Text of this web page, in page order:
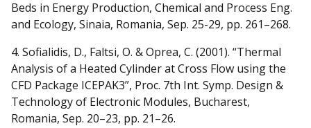
Beds in Energy Production, Chemical and Process Eng.
and Ecology, Sinaia, Romania, Sep. 25-29, pp. 261–268.
4. Sofialidis, D., Faltsi, O. & Oprea, C. (2001). “Thermal
Analysis of a Heated Cylinder at Cross Flow using the
CFD Package ICEPAK3”, Proc. 7th Int. Symp. Design &
Technology of Electronic Modules, Bucharest,
Romania, Sep. 20–23, pp. 21–26.